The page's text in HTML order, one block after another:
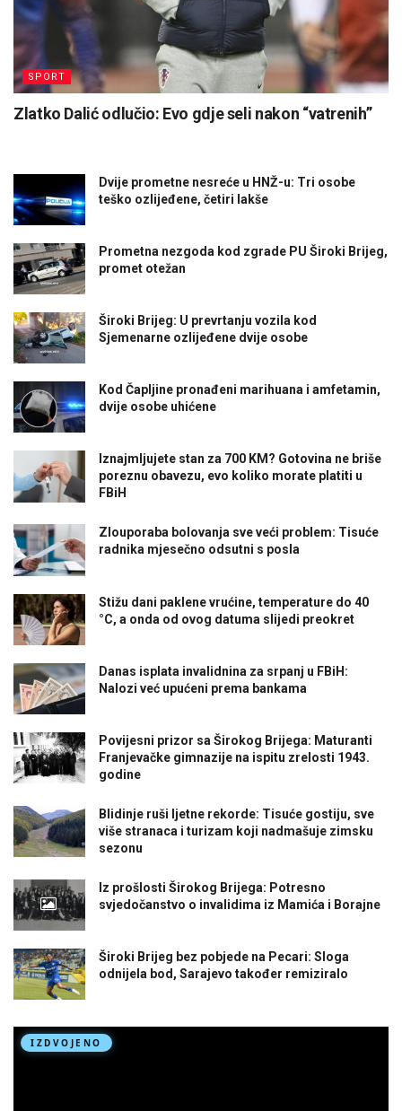
SPORT
Zlatko Dalić odlučio: Evo gdje seli nakon “vatrenih”
Dvije prometne nesreće u HNŽ-u: Tri osobe
teško ozlijeđene, četiri lakše
Prometna nezgoda kod zgrade PU Široki Brijeg,
promet otežan
Široki Brijeg: U prevrtanju vozila kod
Sjemenarne ozlijeđene dvije osobe
Kod Čapljine pronađeni marihuana i amfetamin,
dvije osobe uhićene
Iznajmljujete stan za 700 KM? Gotovina ne briše
poreznu obavezu, evo koliko morate platiti u
FBiH
Zlouporaba bolovanja sve veći problem: Tisuće
radnika mjesečno odsutni s posla
Stižu dani paklene vrućine, temperature do 40
°C, a onda od ovog datuma slijedi preokret
Danas isplata invalidnina za srpanj u FBiH:
Nalozi već upućeni prema bankama
Povijesni prizor sa Širokog Brijega: Maturanti
Franjevačke gimnazije na ispitu zrelosti 1943.
godine
Blidinje ruši ljetne rekorde: Tisuće gostiju, sve
više stranaca i turizam koji nadmašuje zimsku
sezonu
Iz prošlosti Širokog Brijega: Potresno
svjedočanstvo o invalidima iz Mamića i Borajne
Široki Brijeg bez pobjede na Pecari: Sloga
odnijela bod, Sarajevo također remiziralo